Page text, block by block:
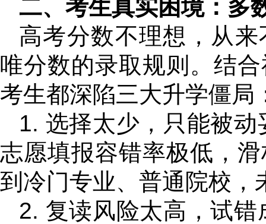
二、考生真实困境：多
高考分数不理想，从
唯分数的录取规则。结
考生都深陷三大升学僵局
1. 选择太少，只能被
志愿填报容错率极低，
到冷门专业、普通院校，
2. 复读风险太高，试